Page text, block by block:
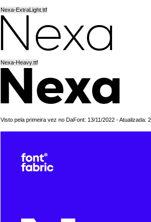
Nexa-ExtraLight.ttf
Nexa-Heavy.ttf
Visto pela primeira vez no DaFont: 13/11/2022 - Atualizada: